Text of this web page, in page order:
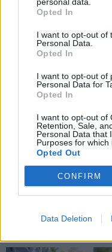
Opted In
I want to opt-out of
Personal Data.
Opted In
I want to opt-out of
Personal Data for
Opted In
I want to opt-out of
Retention, Sale,
Personal Data that
Purposes for which
Opted Out
CONFIRM
Data Deletion
Article précédent
Ce que votre vitesse
marche révèle
sur votre personnalité